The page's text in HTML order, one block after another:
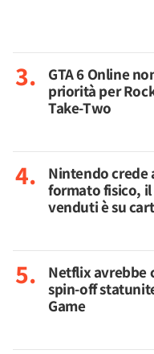
GTA 6 Online
priorità per
Take-Two
Nintendo crede
formato fisico,
venduti è su
Netflix avrebbe
spin-off
Game